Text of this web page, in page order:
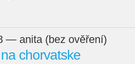
— anita (bez ověření)
chorvatske